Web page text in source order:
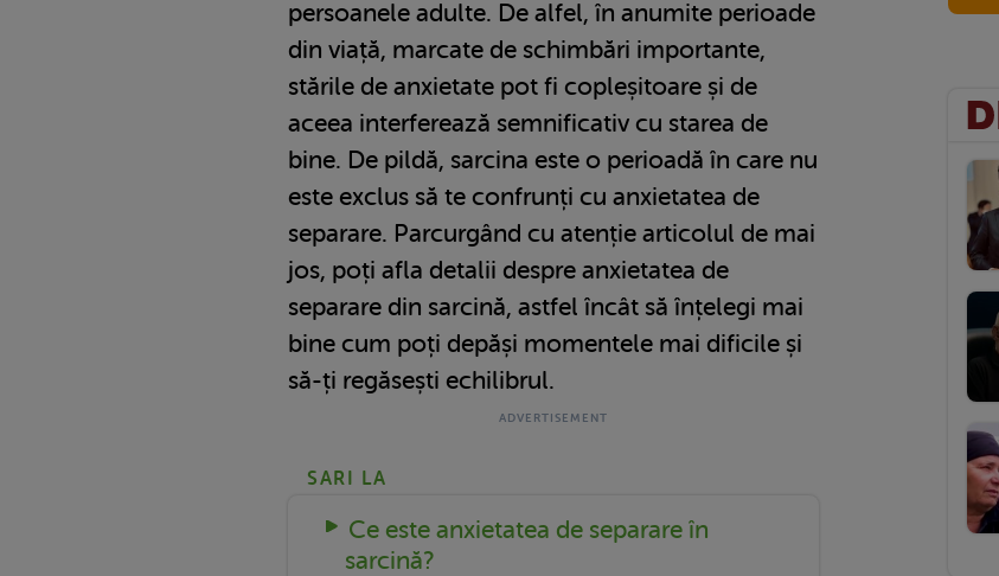
persoanele adulte. De alfel, în anumite perioade
din viață, marcate de schimbări importante,
stările de anxietate pot fi copleșitoare și de
aceea interferează semnificativ cu starea de
bine. De pildă, sarcina este o perioadă în care nu
este exclus să te confrunți cu anxietatea de
separare. Parcurgând cu atenție articolul de mai
jos, poți afla detalii despre anxietatea de
separare din sarcină, astfel încât să înțelegi mai
bine cum poți depăși momentele mai dificile și
să-ți regăsești echilibrul.
SARI LA
Ce este anxietatea de separare în
sarcină?